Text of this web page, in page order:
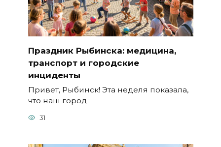
Праздник Рыбинска: медицина,
транспорт и городские
инциденты
Привет, Рыбинск! Эта неделя показала,
что наш город
31